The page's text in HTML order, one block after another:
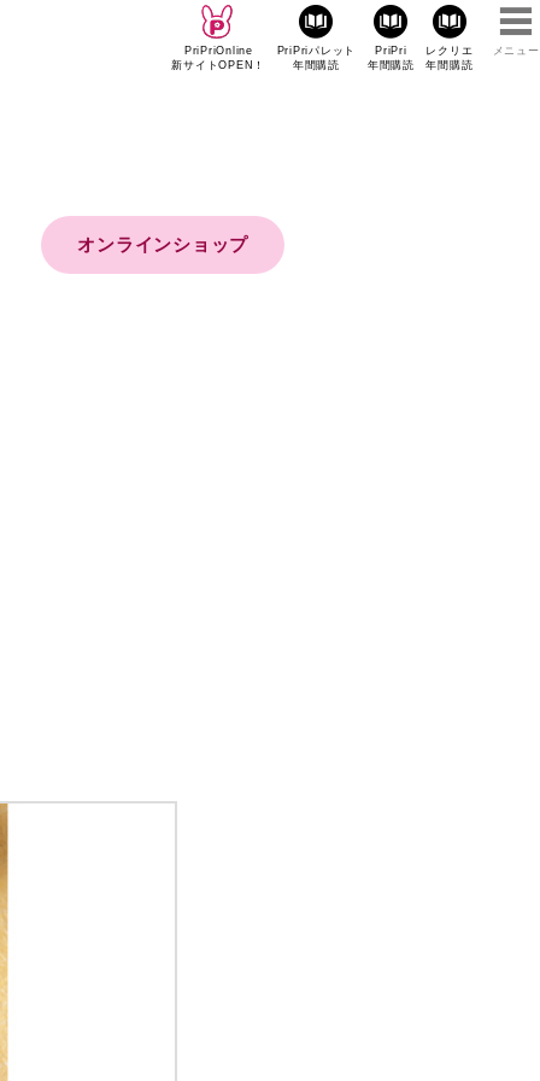
PriPriOnline
新サイトOPEN！
PriPriパレット
年間購読
PriPri
年間購読
レクリエ
年間購読
メニュー
オンラインショップ